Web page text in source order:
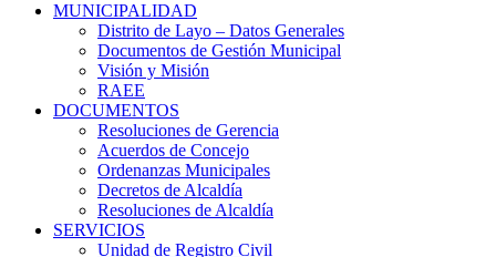
MUNICIPALIDAD
Distrito de Layo – Datos Generales
Documentos de Gestión Municipal
Visión y Misión
RAEE
DOCUMENTOS
Resoluciones de Gerencia
Acuerdos de Concejo
Ordenanzas Municipales
Decretos de Alcaldía
Resoluciones de Alcaldía
SERVICIOS
Unidad de Registro Civil